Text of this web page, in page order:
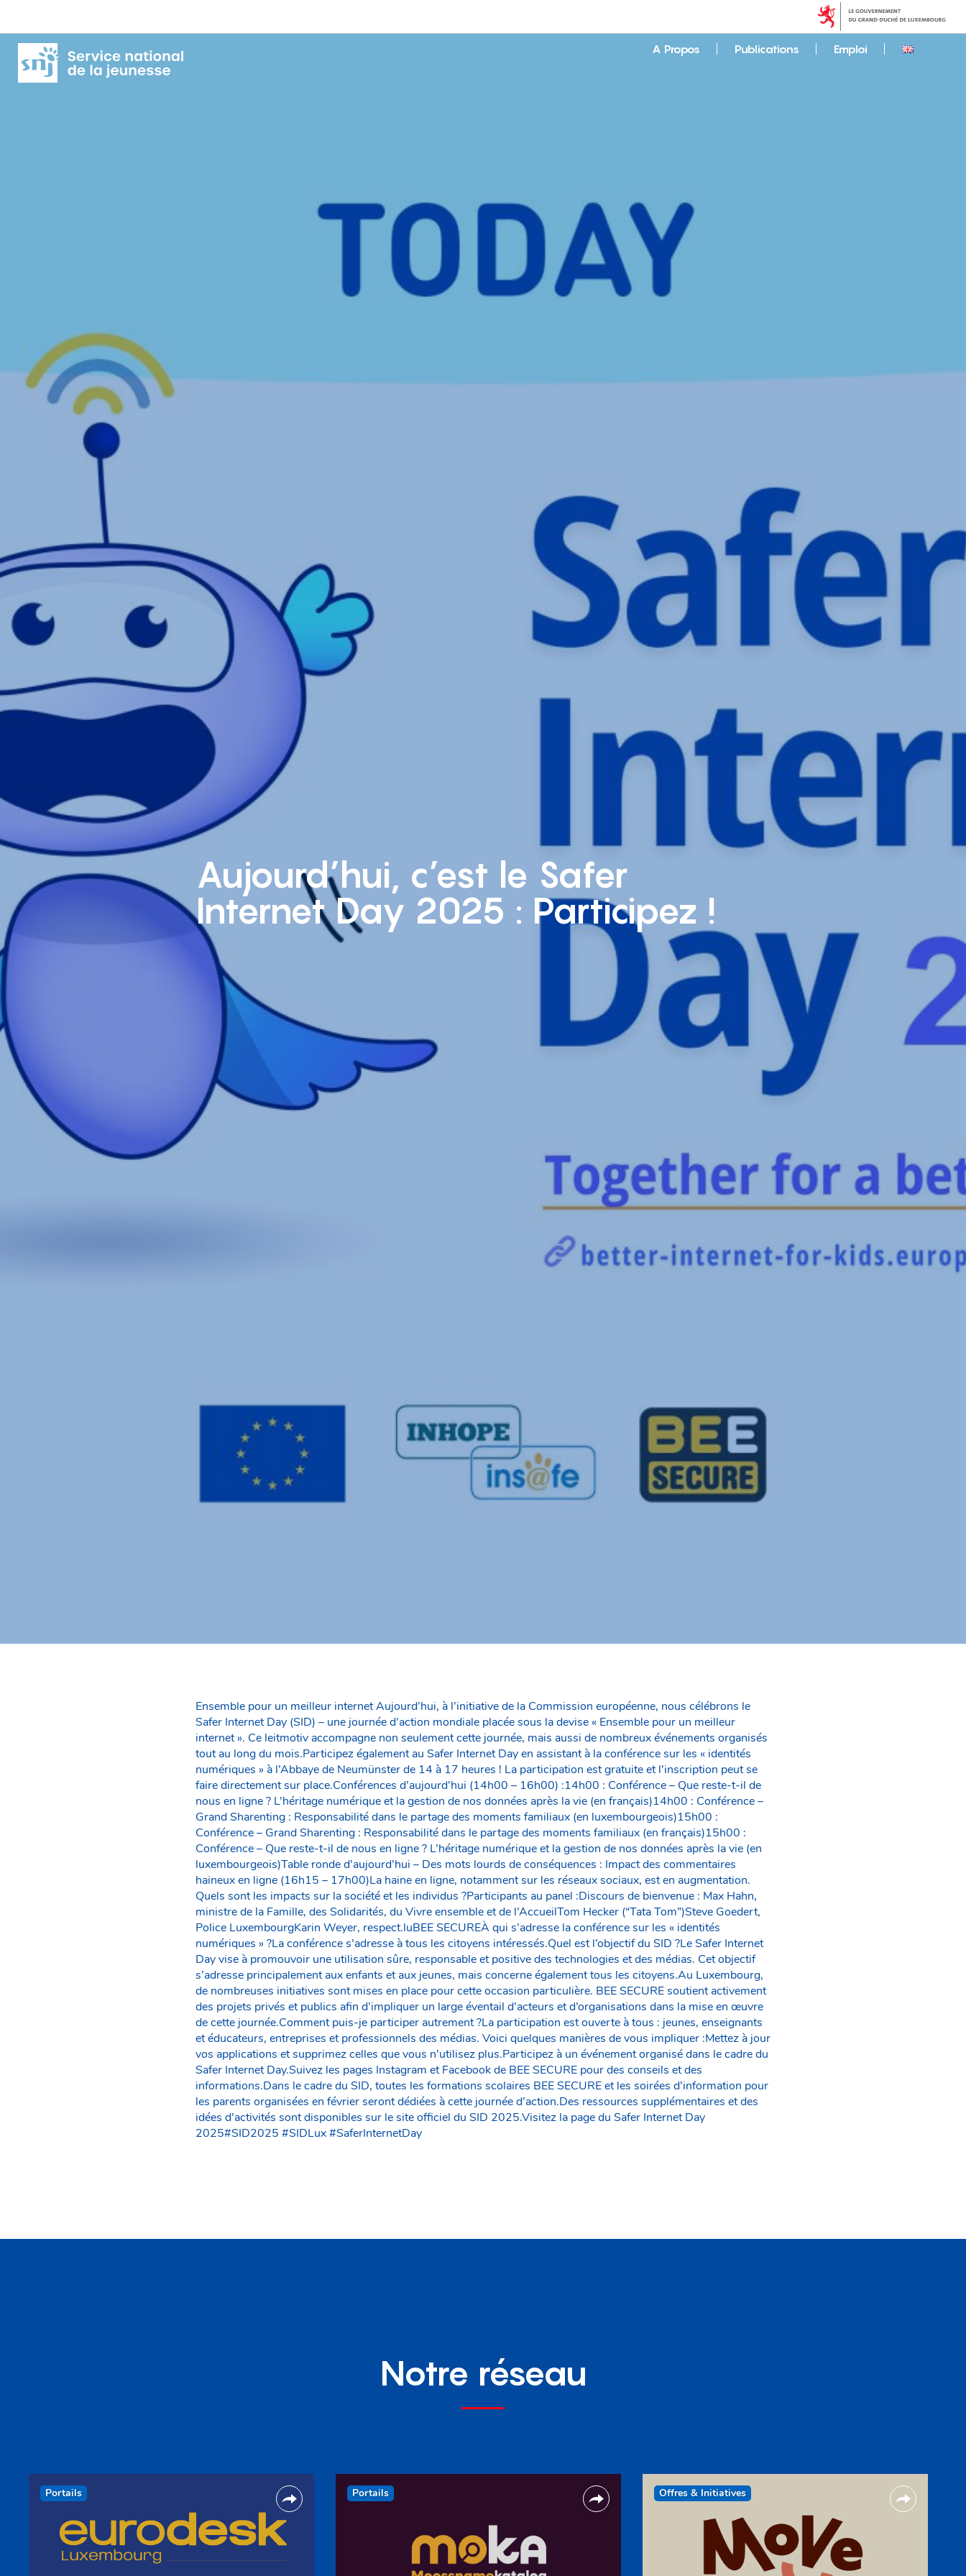
A Propos Publications Emploi
Aujourd’hui, c’est le Safer
Internet Day 2025 : Participez !
Ensemble pour un meilleur internet Aujourd’hui, à l’initiative de la Commission européenne, nous célébrons le
Safer Internet Day (SID) – une journée d’action mondiale placée sous la devise « Ensemble pour un meilleur
internet ». Ce leitmotiv accompagne non seulement cette journée, mais aussi de nombreux événements organisés
tout au long du mois.Participez également au Safer Internet Day en assistant à la conférence sur les « identités
numériques » à l’Abbaye de Neumünster de 14 à 17 heures ! La participation est gratuite et l’inscription peut se
faire directement sur place.Conférences d’aujourd’hui (14h00 – 16h00) :14h00 : Conférence – Que reste-t-il de
nous en ligne ? L’héritage numérique et la gestion de nos données après la vie (en français)14h00 : Conférence –
Grand Sharenting : Responsabilité dans le partage des moments familiaux (en luxembourgeois)15h00 :
Conférence – Grand Sharenting : Responsabilité dans le partage des moments familiaux (en français)15h00 :
Conférence – Que reste-t-il de nous en ligne ? L’héritage numérique et la gestion de nos données après la vie (en
luxembourgeois)Table ronde d’aujourd’hui – Des mots lourds de conséquences : Impact des commentaires
haineux en ligne (16h15 – 17h00)La haine en ligne, notamment sur les réseaux sociaux, est en augmentation.
Quels sont les impacts sur la société et les individus ?Participants au panel :Discours de bienvenue : Max Hahn,
ministre de la Famille, des Solidarités, du Vivre ensemble et de l’AccueilTom Hecker (“Tata Tom”)Steve Goedert,
Police LuxembourgKarin Weyer, respect.luBEE SECUREÀ qui s’adresse la conférence sur les « identités
numériques » ?La conférence s’adresse à tous les citoyens intéressés.Quel est l’objectif du SID ?Le Safer Internet
Day vise à promouvoir une utilisation sûre, responsable et positive des technologies et des médias. Cet objectif
s’adresse principalement aux enfants et aux jeunes, mais concerne également tous les citoyens.Au Luxembourg,
de nombreuses initiatives sont mises en place pour cette occasion particulière. BEE SECURE soutient activement
des projets privés et publics afin d’impliquer un large éventail d’acteurs et d’organisations dans la mise en œuvre
de cette journée.Comment puis-je participer autrement ?La participation est ouverte à tous : jeunes, enseignants
et éducateurs, entreprises et professionnels des médias. Voici quelques manières de vous impliquer :Mettez à jour
vos applications et supprimez celles que vous n’utilisez plus.Participez à un événement organisé dans le cadre du
Safer Internet Day.Suivez les pages Instagram et Facebook de BEE SECURE pour des conseils et des
informations.Dans le cadre du SID, toutes les formations scolaires BEE SECURE et les soirées d’information pour
les parents organisées en février seront dédiées à cette journée d’action.Des ressources supplémentaires et des
idées d’activités sont disponibles sur le site officiel du SID 2025.Visitez la page du Safer Internet Day
2025#SID2025 #SIDLux #SaferInternetDay
Notre réseau
Portails Portails Offres & Initiatives